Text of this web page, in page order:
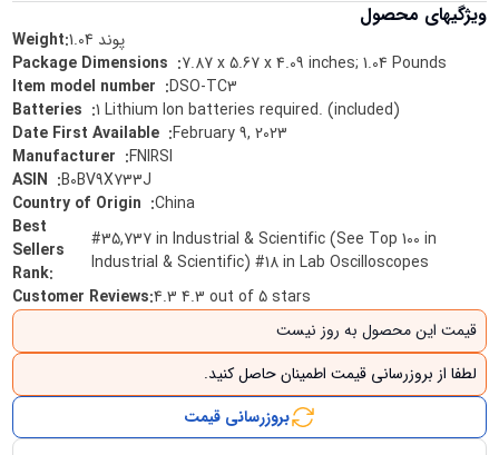
ویژگیهای محصول
Weight:1.04 پوند
:7.87 x 5.67 x 4.09 inches; 1.04 Pounds
:DSO-TC3
:1 Lithium Ion batteries required. (included)
:February 9, 2023
:FNIRSI
:B0BV9X733J
:China
Best
Sellers
Rank:
#35,737 in Industrial & Scientific (See Top 100 in
Industrial & Scientific) #18 in Lab Oscilloscopes
Customer Reviews:4.3 4.3 out of 5 stars
قیمت این محصول به روز نیست
لطفا از بروزرسانی قیمت اطمینان حاصل کنید.
بروزرسانی قیمت